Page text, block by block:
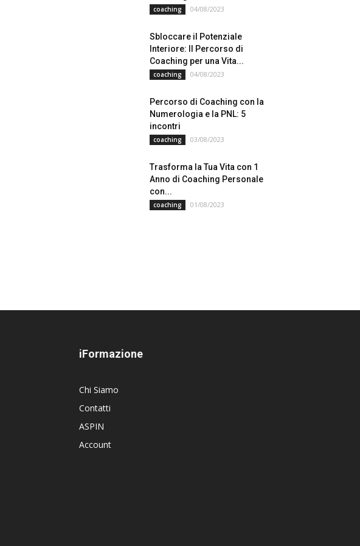
coaching 04/08/2023
Sbloccare il Potenziale
Interiore: Il Percorso di
Coaching per una Vita...
coaching 04/08/2023
Percorso di Coaching con la
Numerologia e la PNL: 5
incontri
coaching 03/08/2023
Trasforma la Tua Vita con 1
Anno di Coaching Personale
con...
coaching 01/08/2023
iFormazione
Chi Siamo
Contatti
ASPIN
Account